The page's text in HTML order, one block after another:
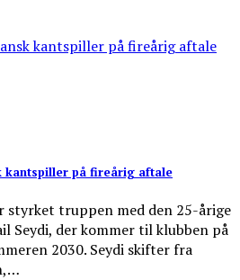
kantspiller på fireårig aftale
styrket truppen med den 25-årige
Seydi, der kommer til klubben på
2030. Seydi skifter fra